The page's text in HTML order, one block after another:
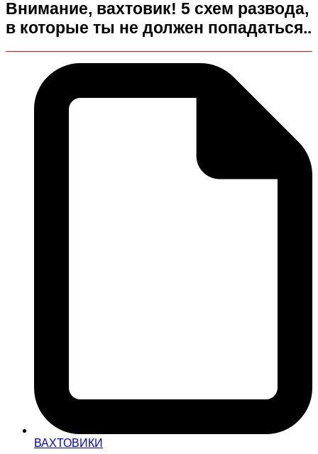
Внимание, вахтовик! 5 схем развода,
в которые ты не должен попадаться..
ВАХТОВИКИ